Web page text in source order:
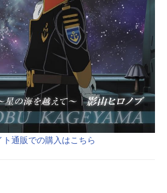
ト通販での購入はこちら